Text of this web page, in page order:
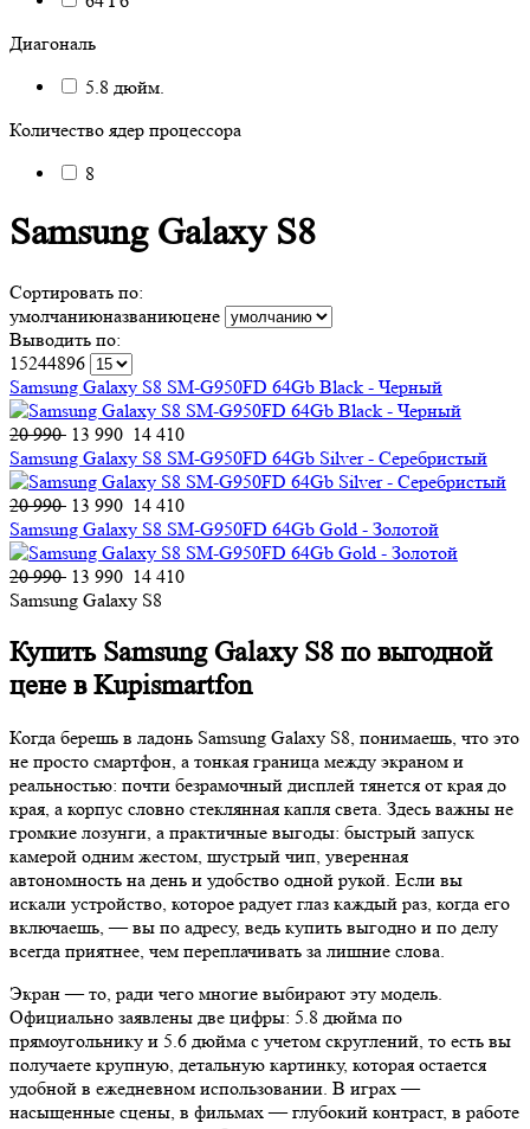
Диагональ
5.8 дюйм.
Количество ядер процессора
8
Samsung Galaxy S8
Сортировать по:
умолчаниюназваниюцене
Выводить по:
15244896
Samsung Galaxy S8 SM-G950FD 64Gb Black - Черный
20 990 13 990 14 410
Samsung Galaxy S8 SM-G950FD 64Gb Silver - Серебристый
20 990 13 990 14 410
Samsung Galaxy S8 SM-G950FD 64Gb Gold - Золотой
20 990 13 990 14 410
Samsung Galaxy S8
Купить Samsung Galaxy S8 по выгодной
цене в Kupismartfon
Когда берешь в ладонь Samsung Galaxy S8, понимаешь, что это
не просто смартфон, а тонкая граница между экраном и
реальностью: почти безрамочный дисплей тянется от края до
края, а корпус словно стеклянная капля света. Здесь важны не
громкие лозунги, а практичные выгоды: быстрый запуск
камерой одним жестом, шустрый чип, уверенная
автономность на день и удобство одной рукой. Если вы
искали устройство, которое радует глаз каждый раз, когда его
включаешь, — вы по адресу, ведь купить выгодно и по делу
всегда приятнее, чем переплачивать за лишние слова.
Экран — то, ради чего многие выбирают эту модель.
Официально заявлены две цифры: 5.8 дюйма по
прямоугольнику и 5.6 дюйма с учетом скруглений, то есть вы
получаете крупную, детальную картинку, которая остается
удобной в ежедневном использовании. В играх —
насыщенные сцены, в фильмах — глубокий контраст, в работе